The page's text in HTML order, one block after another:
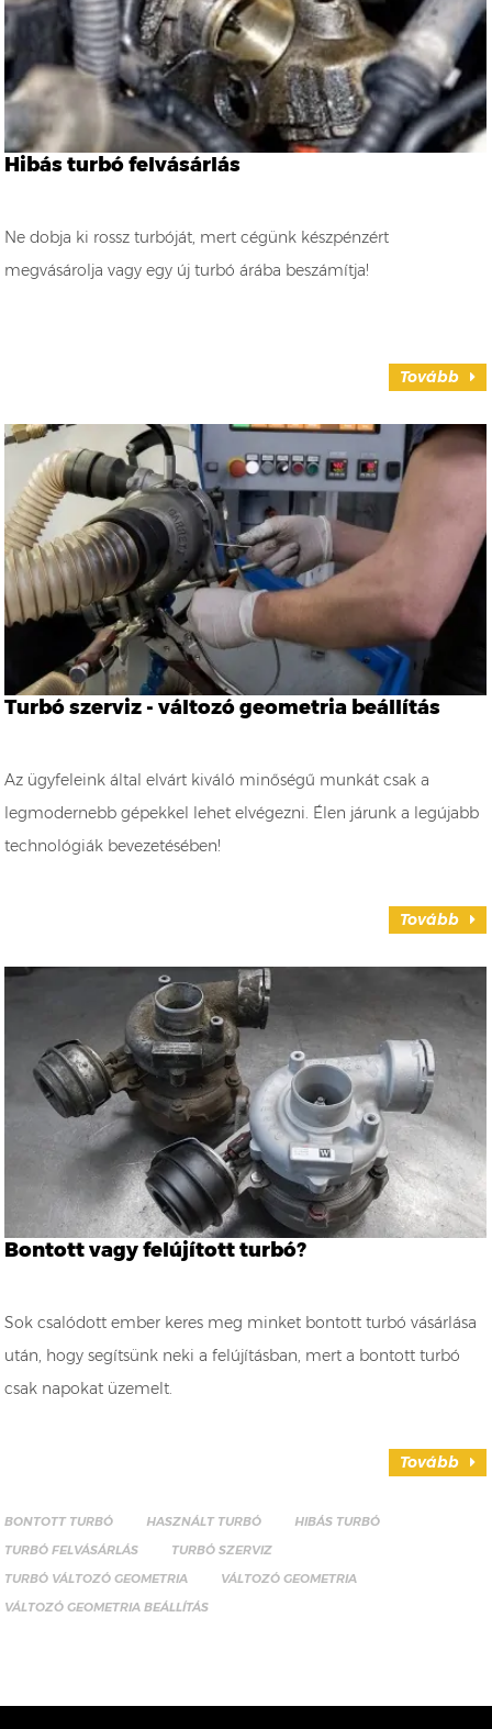
Hibás turbó felvásárlás
Ne dobja ki rossz turbóját, mert cégünk készpénzért
megvásárolja vagy egy új turbó árába beszámítja!
Tovább
Turbó szerviz - változó geometria beállítás
Az ügyfeleink által elvárt kiváló minőségű munkát csak a
legmodernebb gépekkel lehet elvégezni. Élen járunk a legújabb
technológiák bevezetésében!
Tovább
Bontott vagy felújított turbó?
Sok csalódott ember keres meg minket bontott turbó vásárlása
után, hogy segítsünk neki a felújításban, mert a bontott turbó
csak napokat üzemelt.
Tovább
BONTOTT TURBÓ HASZNÁLT TURBÓ
HIBÁS TURBÓ
TURBÓ FELVÁSÁRLÁS
TURBÓ SZERVIZ
TURBÓ VÁLTOZÓ GEOMETRIA
VÁLTOZÓ GEOMETRIA
VÁLTOZÓ GEOMETRIA BEÁLLÍTÁS